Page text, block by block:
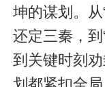
坤的谋划。从
还定三秦，
到关键时刻